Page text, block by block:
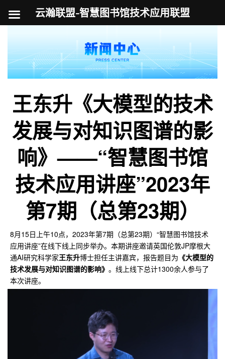
内
容
王东升《大模型的技术
发展与对知识图谱的影
响》——“智慧图书馆
技术应用讲座”2023年
第7期（总第23期）
8月15日上午10点，2023年第7期（总第23期）“智慧图书馆技术
应用讲座”在线下线上同步举办。本期讲座邀请英国伦敦JP摩根大
通AI研究科学家王东升博士担任主讲嘉宾，报告题目为 《大模型的
技术发展与对知识图谱的影响》 。线上线下总计1300余人参与了
本次讲座。
云瀚联盟-智慧图书馆技术应用联盟